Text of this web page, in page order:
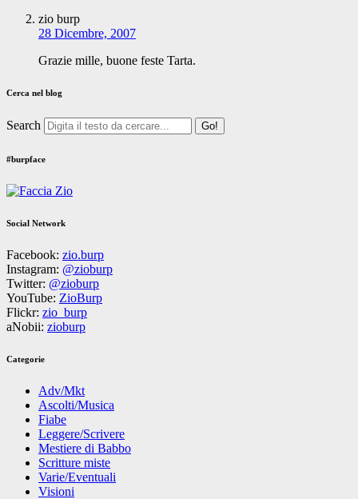
zio burp
28 Dicembre, 2007
Grazie mille, buone feste Tarta.
Cerca nel blog
Search
#burpface
Social Network
Facebook: zio.burp
Instagram: @zioburp
Twitter: @zioburp
YouTube: ZioBurp
Flickr: zio_burp
aNobii: zioburp
Categorie
Adv/Mkt
Ascolti/Musica
Fiabe
Leggere/Scrivere
Mestiere di Babbo
Scritture miste
Varie/Eventuali
Visioni